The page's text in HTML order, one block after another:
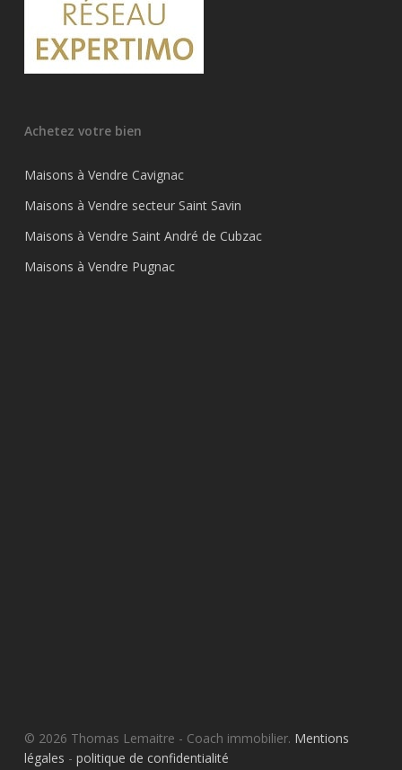
Achetez votre bien
Maisons à Vendre Cavignac
Maisons à Vendre secteur Saint Savin
Maisons à Vendre Saint André de Cubzac
Maisons à Vendre Pugnac
© 2026 Thomas Lemaitre - Coach immobilier. Mentions
légales - politique de confidentialité